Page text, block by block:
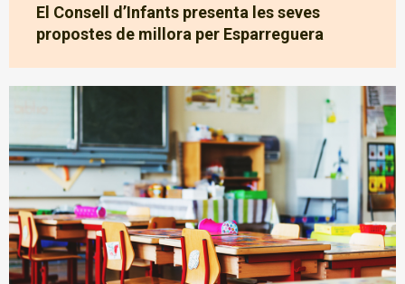
El Consell d’Infants presenta les seves
propostes de millora per Esparreguera